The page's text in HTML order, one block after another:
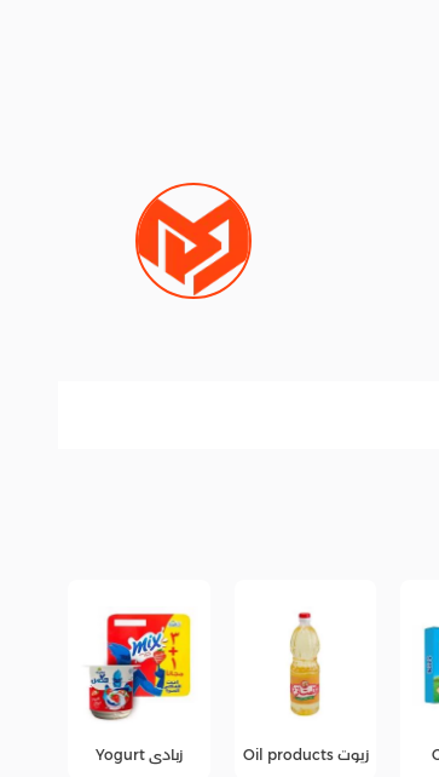
زبادى Yogurt عصائر